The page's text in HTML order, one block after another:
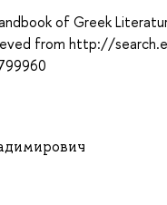
of Greek
from http://